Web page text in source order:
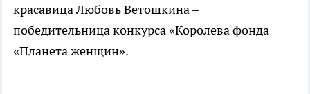
красавица Любовь Ветошкина –
победительница конкурса «Королева фонда
«Планета женщин».